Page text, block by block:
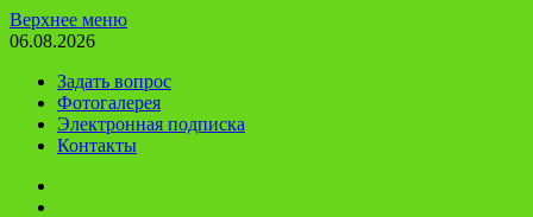
Перейти
к
Верхнее меню
06.08.2026
Задать вопрос
Фотогалерея
Электронная подписка
Контакты